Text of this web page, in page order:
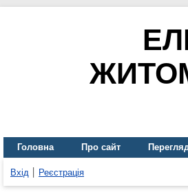
Головна Про сайт
Вхід Реєстрація